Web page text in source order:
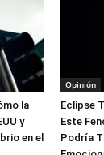
la
y
en el
Opinión
Eclipse
Este
Podría